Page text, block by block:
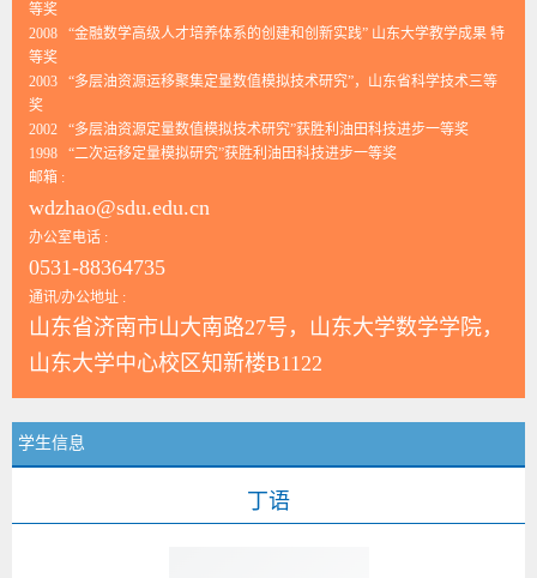
等奖
2008 “金融数学高级人才培养体系的创建和创新实践” 山东大学教学成果 特
等奖
2003 “多层油资源运移聚集定量数值模拟技术研究”，山东省科学技术三等
奖
2002 “多层油资源定量数值模拟技术研究”获胜利油田科技进步一等奖
1998 “二次运移定量模拟研究”获胜利油田科技进步一等奖
邮箱 :
wdzhao@sdu.edu.cn
办公室电话 :
0531-88364735
通讯/办公地址 :
山东省济南市山大南路27号，山东大学数学学院，
山东大学中心校区知新楼B1122
学生信息
丁语